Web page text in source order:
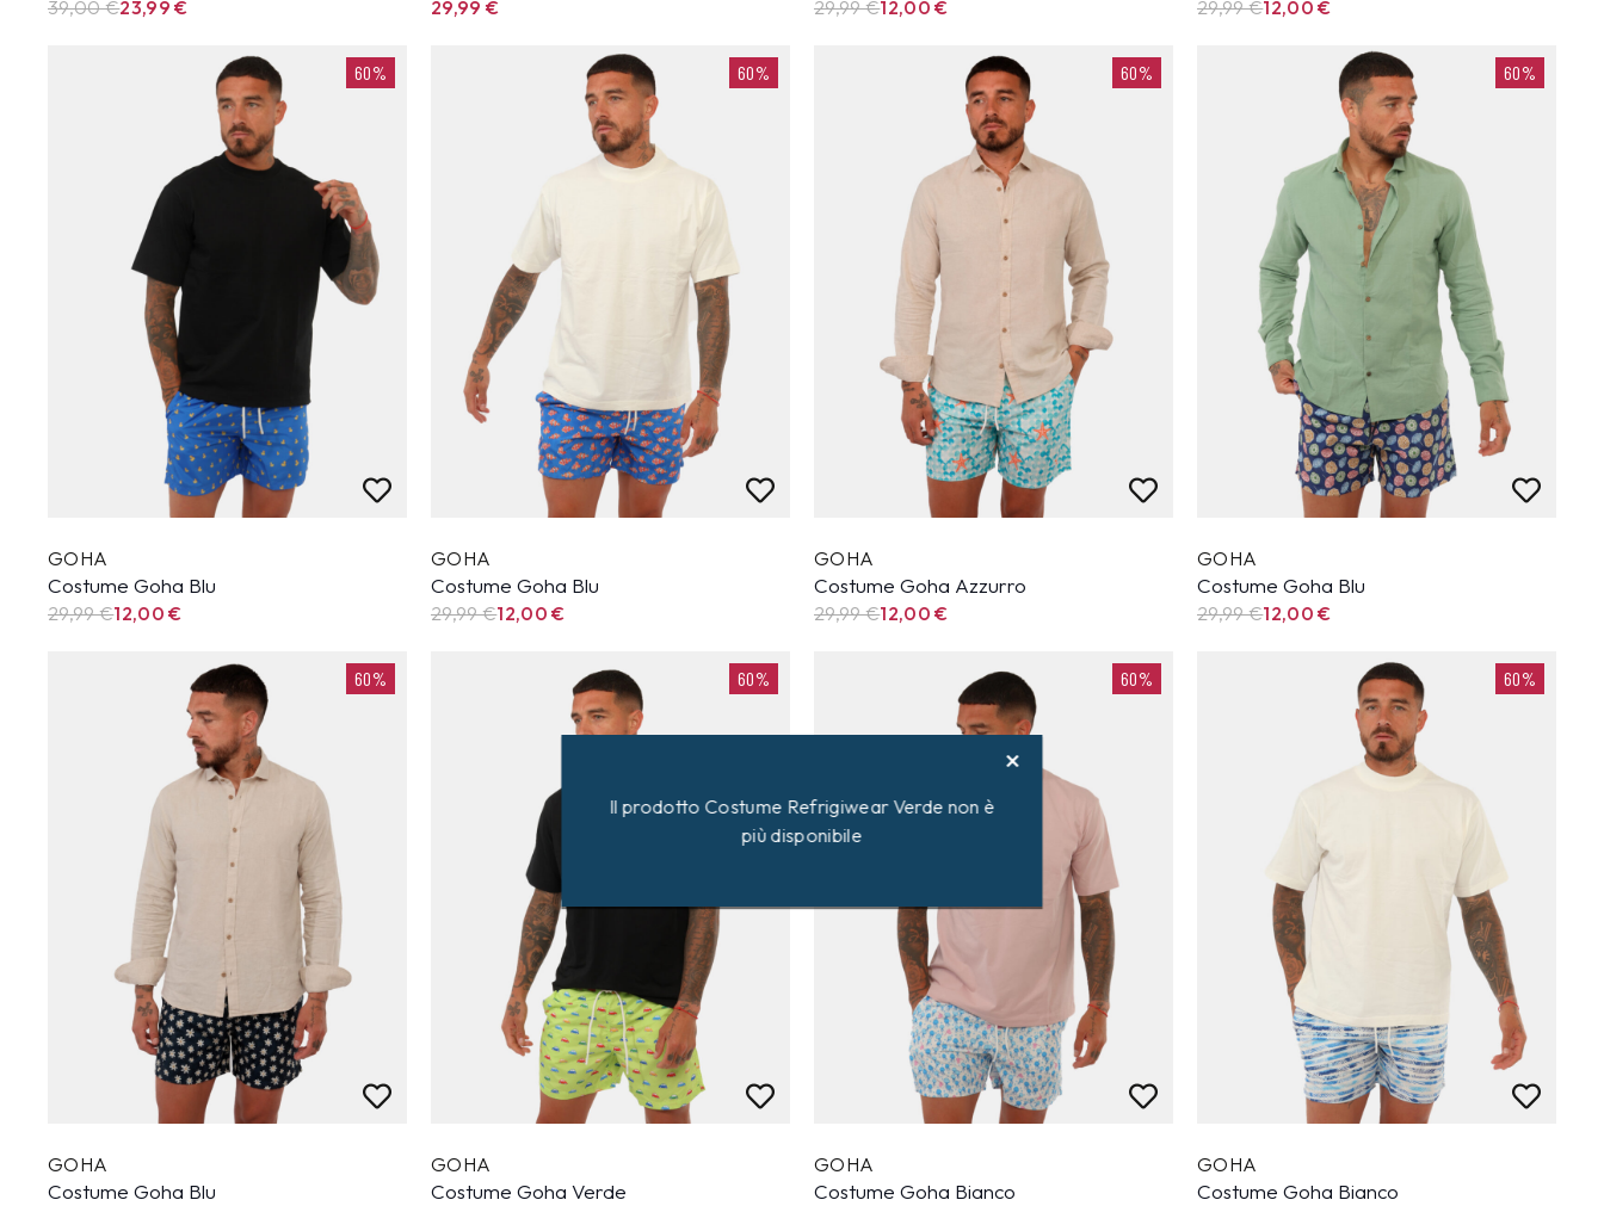
39,00 €23,99€ 29,99€ 29,99€12,00€ 29,99€12,00€
60%
GOHA
Costume Goha Blu
29,99€12,00€
60%
GOHA
Costume Goha Blu
29,99€12,00€
60%
GOHA
Costume Goha Azzurro
29,99€12,00€
60%
GOHA
Costume Goha Blu
29,99€12,00€
60%
GOHA
Costume Goha Blu
60%
GOHA
Costume Goha Verde
60%
GOHA
Costume Goha Bianco
60%
GOHA
Costume Goha Bianco
Il prodotto Costume Refrigiwear Verde non è
più disponibile